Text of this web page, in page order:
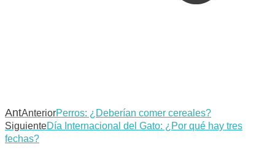
AntAnteriorPerros: ¿Deberían comer cereales?
SiguienteDía Internacional del Gato: ¿Por qué hay tres
fechas?